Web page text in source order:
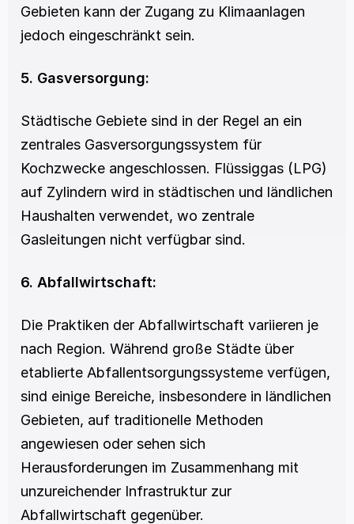
Gebieten kann der Zugang zu Klimaanlagen
jedoch eingeschränkt sein.
5. Gasversorgung:
Städtische Gebiete sind in der Regel an ein
zentrales Gasversorgungssystem für
Kochzwecke angeschlossen. Flüssiggas (LPG)
auf Zylindern wird in städtischen und ländlichen
Haushalten verwendet, wo zentrale
Gasleitungen nicht verfügbar sind.
6. Abfallwirtschaft:
Die Praktiken der Abfallwirtschaft variieren je
nach Region. Während große Städte über
etablierte Abfallentsorgungssysteme verfügen,
sind einige Bereiche, insbesondere in ländlichen
Gebieten, auf traditionelle Methoden
angewiesen oder sehen sich
Herausforderungen im Zusammenhang mit
unzureichender Infrastruktur zur
Abfallwirtschaft gegenüber.